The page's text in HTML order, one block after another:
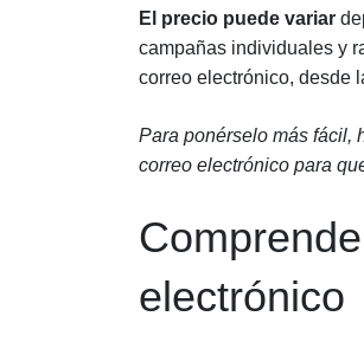
El precio puede variar
campañas individuales y
correo electrónico, desde
Para ponérselo más fácil,
correo electrónico para
electrónico